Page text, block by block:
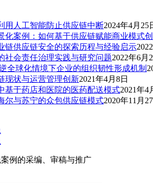
用人工智能防止供应链中断2024年4月25
化案例：如何基于供应链赋能商业模式
链供应链安全的探索历程与经验启示
社会责任治理实践与研究问题2022年6月
全球化情境下企业的组织韧性形成机制
现状与运营管理创新2021年4月8日
基于药店和医院的医药配送模式2021年4
尔与苏宁的众包供应链模式2020年11月
例的采编、审稿与推广